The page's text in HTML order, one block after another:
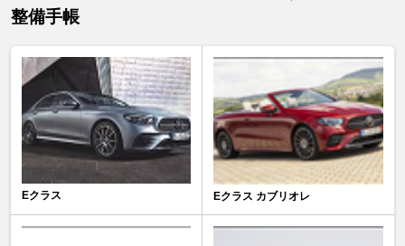
整備手帳
Eクラス Eクラス カブリオレ